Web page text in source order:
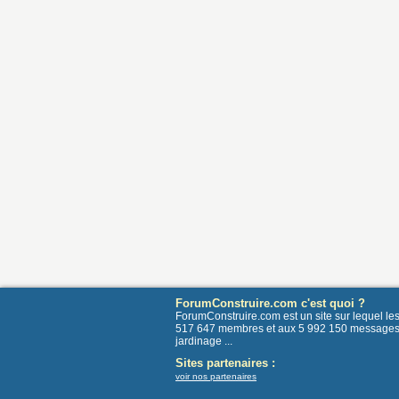
ForumConstruire.com c'est quoi ?
ForumConstruire.com est un site sur lequel
517 647 membres et aux 5 992 150
jardinage ...
Sites partenaires :
voir nos partenaires